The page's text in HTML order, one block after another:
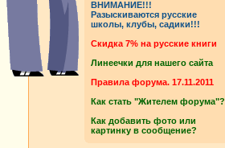
ВНИМАНИЕ!!!
Разыскиваются русские
школы, клубы, садики!!!
Cкидка 7% на русские книги
Линеечки для нашего сайта
Правила форума. 17.11.2011
Как стать "Жителем форума"?
Как добавить фото или
картинку в сообщение?